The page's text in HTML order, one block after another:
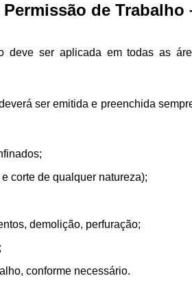
de Trabalho
deve ser aplicada em todas as
ser emitida e preenchida
corte de qualquer natureza);
demolição, perfuração;
conforme necessário.